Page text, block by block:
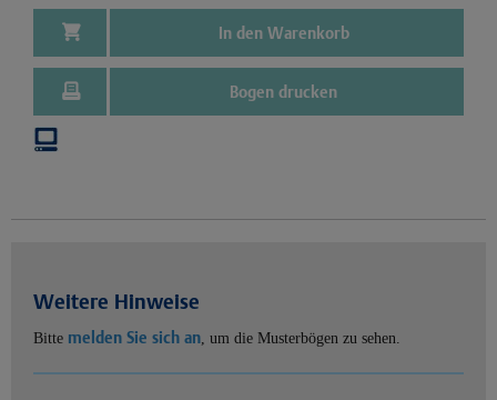
In den Warenkorb
Bogen drucken
Weitere Hinweise
Bitte melden Sie sich an, um die Musterbögen zu sehen.